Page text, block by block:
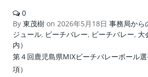
0
By 東茂樹 on 2026年5月18日 事務局から
ジュール, ビーチバレー, ビーチバレー, 大
内）
第４回鹿児島県MIXビーチバレーボール
項）